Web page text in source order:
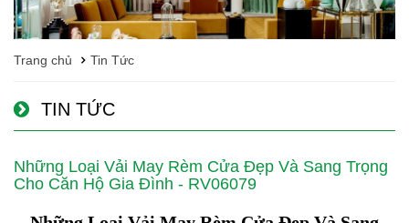
Trang chủ Tin Tức
TIN TỨC
Những Loại Vải May Rèm Cửa Đẹp Và Sang Trọng
Cho Căn Hộ Gia Đình - RV06079